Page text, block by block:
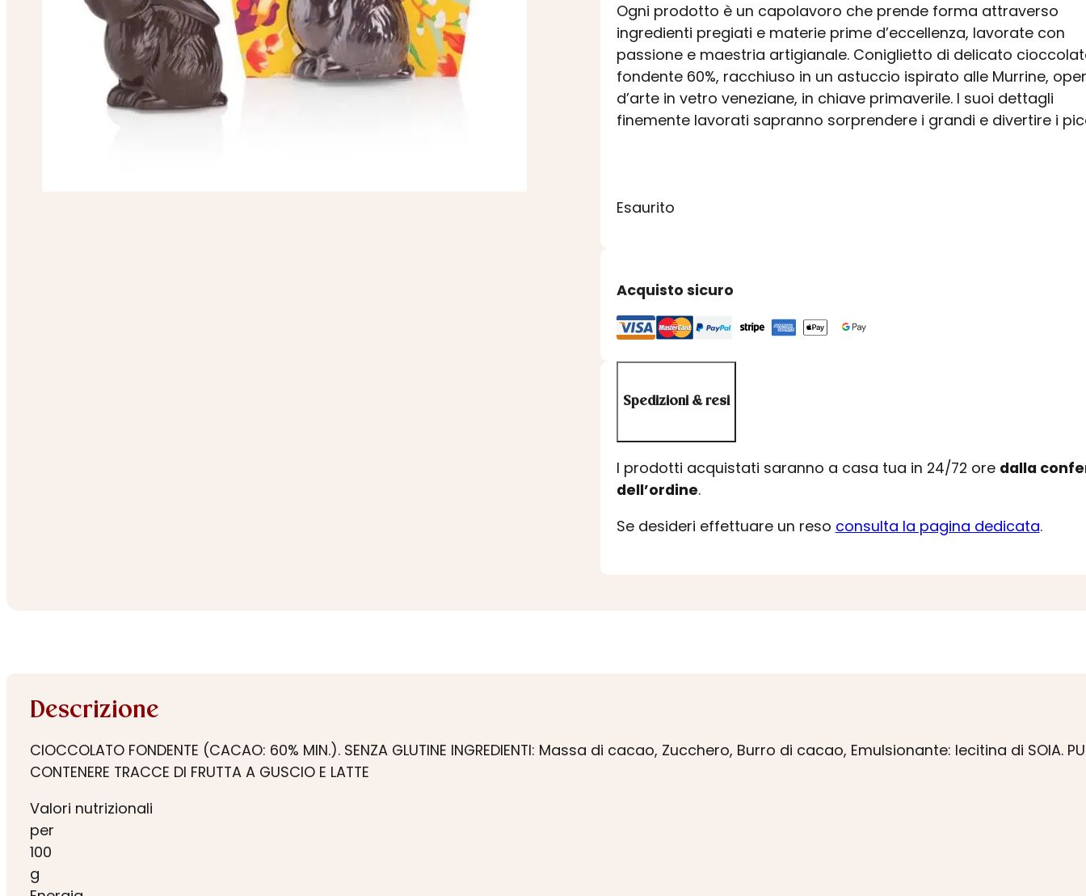
Ogni prodotto è un capolavoro che prende forma attraverso
ingredienti pregiati e materie prime d’eccellenza, lavorate con
passione e maestria artigianale. Coniglietto di delicato
fondente 60%, racchiuso in un astuccio ispirato alle Murrine,
d’arte in vetro veneziane, in chiave primaverile. I suoi dettagli
finemente lavorati sapranno sorprendere i grandi e divertire i
Esaurito
Acquisto sicuro
Spedizioni & resi
I prodotti acquistati saranno a casa tua in 24/72 ore dalla
dell’ordine.
Se desideri effettuare un reso consulta la pagina dedicata.
Descrizione
CIOCCOLATO FONDENTE (CACAO: 60% MIN.). SENZA GLUTINE INGREDIENTI: Massa di cacao, Zucchero, Burro di cacao, Emulsionante: lecitina di SOIA.
CONTENERE TRACCE DI FRUTTA A GUSCIO E LATTE
Valori nutrizionali
per
100
g